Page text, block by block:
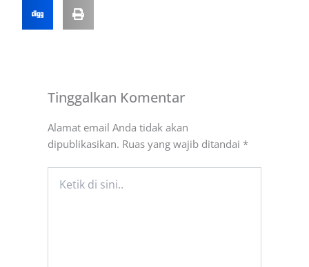
Tinggalkan Komentar
Alamat email Anda tidak akan
dipublikasikan. Ruas yang wajib ditandai *